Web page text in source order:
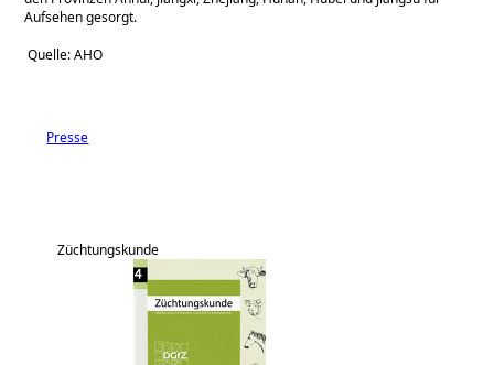
Aufsehen gesorgt.
Quelle: AHO
Presse
Züchtungskunde